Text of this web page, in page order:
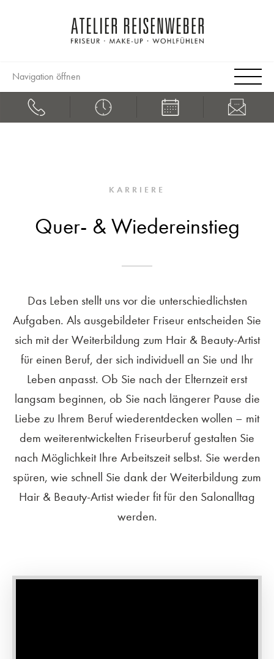
Navigation öffnen
KARRIERE
Quer- & Wiedereinstieg
Das Leben stellt uns vor die unterschiedlichsten
Aufgaben. Als ausgebildeter Friseur entscheiden Sie
sich mit der Weiterbildung zum Hair & Beauty-Artist
für einen Beruf, der sich individuell an Sie und Ihr
Leben anpasst. Ob Sie nach der Elternzeit erst
langsam beginnen, ob Sie nach längerer Pause die
Liebe zu Ihrem Beruf wiederentdecken wollen – mit
dem weiterentwickelten Friseurberuf gestalten Sie
nach Möglichkeit Ihre Arbeitszeit selbst. Sie werden
spüren, wie schnell Sie dank der Weiterbildung zum
Hair & Beauty-Artist wieder fit für den Salonalltag
werden.